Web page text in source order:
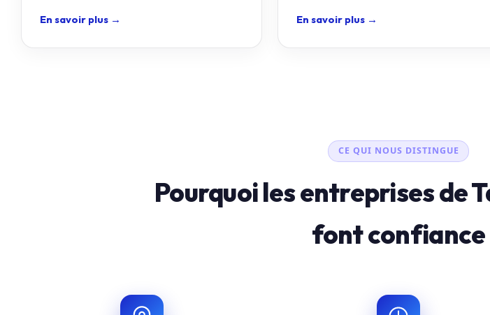
En savoir plus → En savoir plus →
CE QUI NOUS DISTINGUE
Pourquoi les entreprises de
font confiance